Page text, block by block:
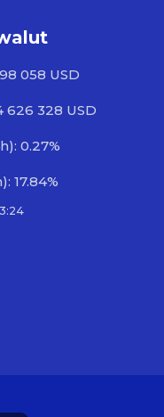
058 USD
328 USD
0.27%
17.84%